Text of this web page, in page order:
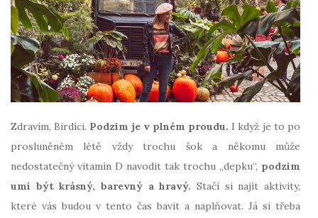
Zdravím, Birdíci. Podzim je v plném proudu. I když je to po
prosluněném létě vždy trochu šok a někomu může
nedostatečný vitamín D navodit tak trochu „depku“, podzim
umí být krásný, barevný a hravý. Stačí si najít aktivity,
které vás budou v tento čas bavit a naplňovat. Já si třeba